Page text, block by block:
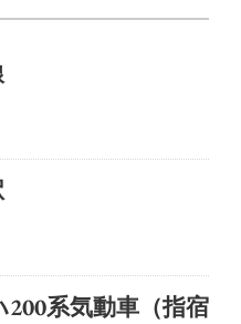
200系気動車（指宿